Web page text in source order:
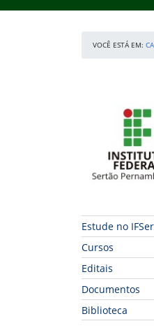
VOCÊ ESTÁ EM:
Estude no
Cursos
Editais
Documentos
Biblioteca